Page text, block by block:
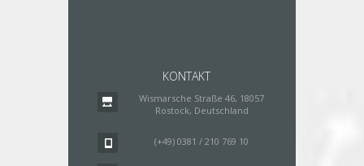
KONTAKT
Wismarsche Straße 46, 18057
Rostock, Deutschland
(+49) 0381 / 210 769 10